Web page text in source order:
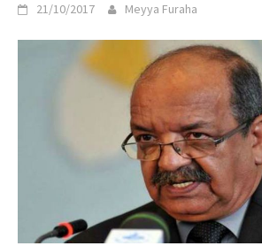
21/10/2017 Meyya Furaha